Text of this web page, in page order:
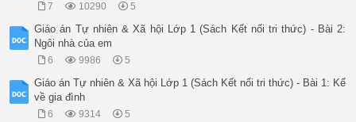
7 10290 5
Giáo án Tự nhiên & Xã hội Lớp 1 (Sách Kết nối tri thức) - Bài 2:
Ngôi nhà của em
6 9986 5
Giáo án Tự nhiên & Xã hội Lớp 1 (Sách Kết nối tri thức) - Bài 1: Kể
về gia đình
6 9314 5